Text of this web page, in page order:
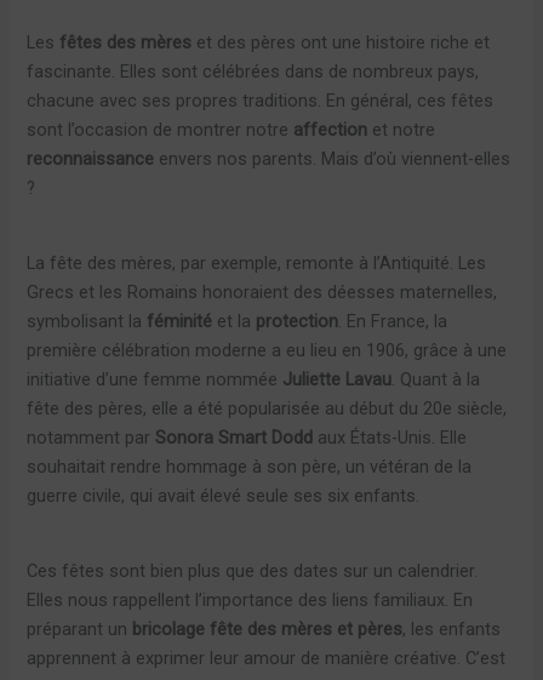
Les fêtes des mères et des pères ont une histoire riche et
fascinante. Elles sont célébrées dans de nombreux pays,
chacune avec ses propres traditions. En général, ces fêtes
sont l’occasion de montrer notre affection et notre
reconnaissance envers nos parents. Mais d’où viennent-elles
?
La fête des mères, par exemple, remonte à l’Antiquité. Les
Grecs et les Romains honoraient des déesses maternelles,
symbolisant la féminité et la protection. En France, la
première célébration moderne a eu lieu en 1906, grâce à une
initiative d’une femme nommée Juliette Lavau. Quant à la
fête des pères, elle a été popularisée au début du 20e siècle,
notamment par Sonora Smart Dodd aux États-Unis. Elle
souhaitait rendre hommage à son père, un vétéran de la
guerre civile, qui avait élevé seule ses six enfants.
Ces fêtes sont bien plus que des dates sur un calendrier.
Elles nous rappellent l’importance des liens familiaux. En
préparant un bricolage fête des mères et pères, les enfants
apprennent à exprimer leur amour de manière créative. C’est